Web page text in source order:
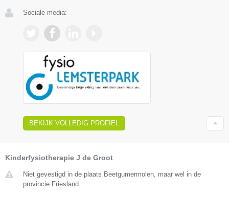
Sociale media:
BEKIJK VOLLEDIG PROFIEL
Kinderfysiotherapie J de Groot
Niet gevestigd in de plaats Beetgumermolen, maar wel in de
provincie Friesland.